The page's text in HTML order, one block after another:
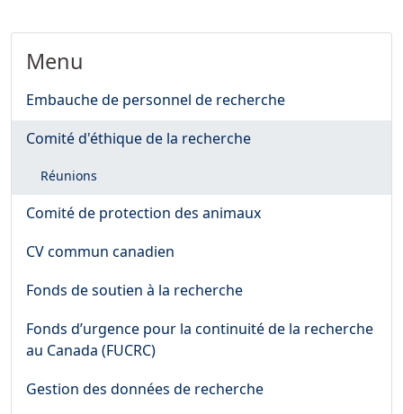
Menu
Embauche de personnel de recherche
Comité d'éthique de la recherche
Réunions
Comité de protection des animaux
CV commun canadien
Fonds de soutien à la recherche
Fonds d’urgence pour la continuité de la recherche
au Canada (FUCRC)
Gestion des données de recherche